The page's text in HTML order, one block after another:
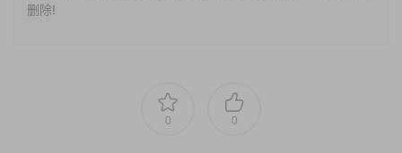
删除!
0 0